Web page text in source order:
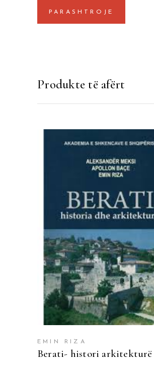
Produkte të afërt
SHTOJE NË
EMIN RIZA
Berati- histori arkitekturë